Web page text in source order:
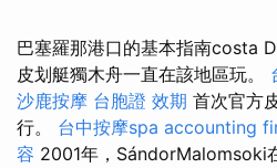
巴塞羅那港口的基本指南costa
皮划艇獨木舟一直在該地區玩。
沙鹿按摩 台胞證 效期 首次官方
行。 台中按摩spa accounting
容 2001年，SándorMalomsoki